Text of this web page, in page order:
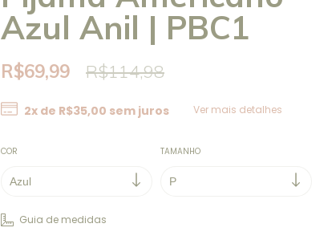
Azul Anil | PBC1
R$69,99 R$114,98
2x de R$35,00 sem juros Ver mais detalhes
COR TAMANHO
Guia de medidas